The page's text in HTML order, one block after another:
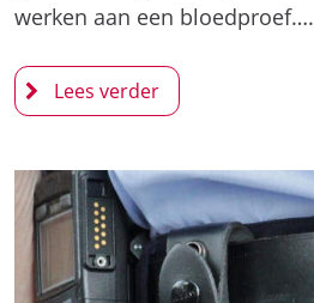
werken aan een bloedproef….